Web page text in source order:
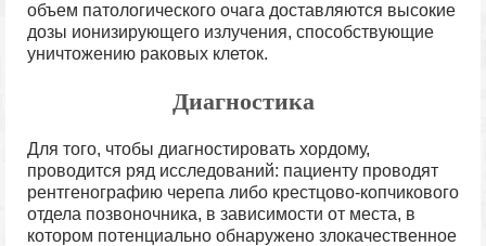
объем патологического очага доставляются высокие
дозы ионизирующего излучения, способствующие
уничтожению раковых клеток.
Диагностика
Для того, чтобы диагностировать хордому,
проводится ряд исследований: пациенту проводят
рентгенографию черепа либо крестцово-копчикового
отдела позвоночника, в зависимости от места, в
котором потенциально обнаружено злокачественное